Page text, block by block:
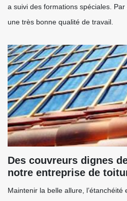
a suivi des formations spéciales.
une très bonne qualité de travail.
Des couvreurs dignes
notre entreprise de
Maintenir la belle allure, l’étanchéité